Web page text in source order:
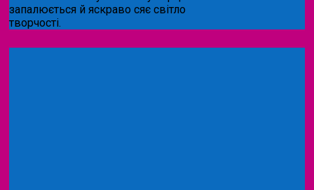
запалюється й яскраво сяє світло
творчості.